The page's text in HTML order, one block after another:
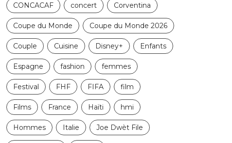
CONCACAF concert Corventina
Coupe du Monde Coupe du Monde 2026
Couple Cuisine Disney+ Enfants
Espagne fashion femmes
Festival FHF FIFA film
Films France Haïti hmi
Hommes Italie Joe Dwèt File